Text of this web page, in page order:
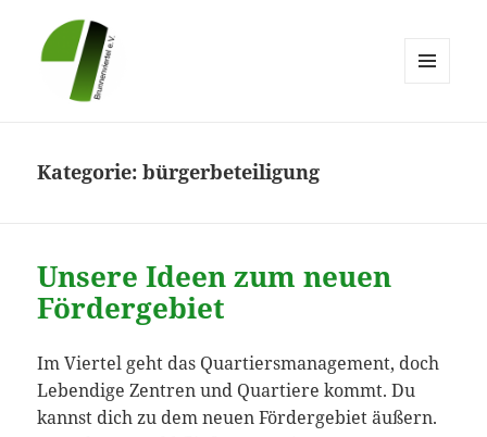
Kategorie:bürgerbeteiligung
Unsere Ideen zum neuen
Fördergebiet
Im Viertel geht das Quartiersmanagement, doch
Lebendige Zentren und Quartiere kommt. Du
kannst dich zu dem neuen Fördergebiet äußern.